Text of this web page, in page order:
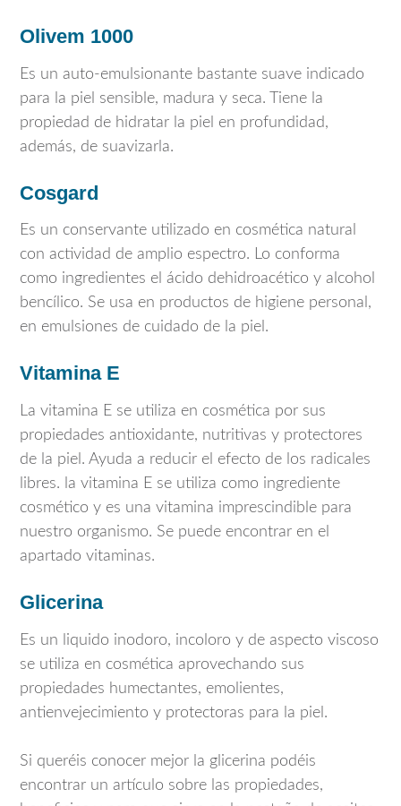
Olivem 1000
Es un auto-emulsionante bastante suave indicado
para la piel sensible, madura y seca. Tiene la
propiedad de hidratar la piel en profundidad,
además, de suavizarla.
Cosgard
Es un conservante utilizado en cosmética natural
con actividad de amplio espectro. Lo conforma
como ingredientes el ácido dehidroacético y alcohol
bencílico. Se usa en productos de higiene personal,
en emulsiones de cuidado de la piel.
Vitamina E
La vitamina E se utiliza en cosmética por sus
propiedades antioxidante, nutritivas y protectores
de la piel. Ayuda a reducir el efecto de los radicales
libres. la vitamina E se utiliza como ingrediente
cosmético y es una vitamina imprescindible para
nuestro organismo. Se puede encontrar en el
apartado vitaminas.
Glicerina
Es un liquido inodoro, incoloro y de aspecto viscoso
se utiliza en cosmética aprovechando sus
propiedades humectantes, emolientes,
antienvejecimiento y protectoras para la piel.
Si queréis conocer mejor la glicerina podéis
encontrar un artículo sobre las propiedades,